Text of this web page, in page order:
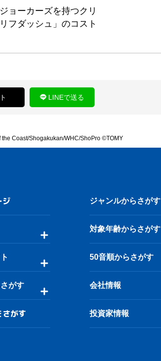
ョーカーズを持つクリ
フダッシュ」のコスト
LINEで送る
Coast/Shogakukan/WHC/ShoPro ©TOMY
ジ
がす
さがす
ジャンルからさがす
対象年齢からさがす
50音順からさがす
会社情報
投資家情報